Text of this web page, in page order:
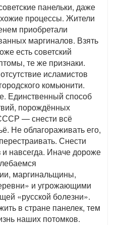
панельки, даже
процессы. Жители
приобретали
маргиналов. Взять
есть советский
те же признаки.
исламистов
комьюнити.
Единственный способ
порождённых
— снести всё
Не облагораживать его,
Снести
и навсегда. Иначе дороже
маргинальщины,
и угрожающими
«русской болезни».
в стране панелек, тем
наших потомков.